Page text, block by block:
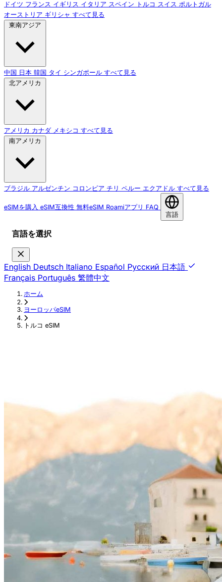
ドイツ フランス イギリス イタリア スペイン トルコ スイス ポルトガル
オーストリア ギリシャ すべて見る
東南アジア
中国 日本 韓国 タイ シンガポール すべて見る
北アメリカ
アメリカ カナダ メキシコ すべて見る
南アメリカ
ブラジル アルゼンチン コロンビア チリ ペルー エクアドル すべて見る
eSIMを購入 eSIM互換性 無料eSIM Roamiアプリ FAQ
言語
言語を選択
English Deutsch Italiano Español Русский 日本語
Français Português 繁體中文
ホーム
›
ヨーロッパeSIM
›
トルコ eSIM